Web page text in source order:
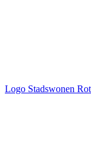
Logo Stadswonen